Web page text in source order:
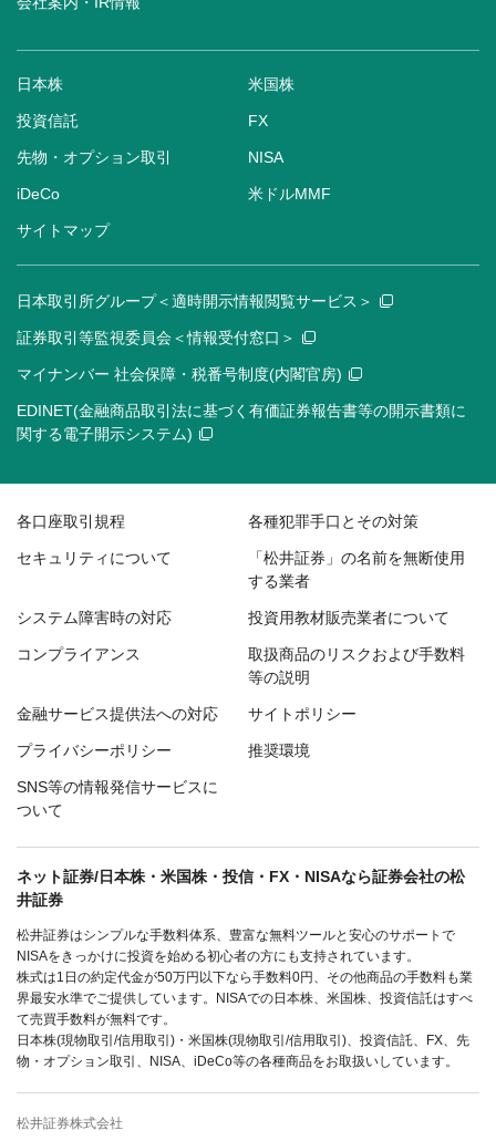
日本株 米国株
投資信託 FX
先物・オプション取引 NISA
iDeCo 米ドルMMF
サイトマップ
日本取引所グループ＜適時開示情報閲覧サービス＞
証券取引等監視委員会＜情報受付窓口＞
マイナンバー 社会保障・税番号制度(内閣官房)
EDINET(金融商品取引法に基づく有価証券報告書等の開示書類に
関する電子開示システム)
各口座取引規程 各種犯罪手口とその対策
セキュリティについて
「松井証券」の名前を無断使用
する業者
システム障害時の対応 投資用教材販売業者について
コンプライアンス
取扱商品のリスクおよび手数料
等の説明
金融サービス提供法への対応 サイトポリシー
プライバシーポリシー 推奨環境
SNS等の情報発信サービスに
ついて
ネット証券/日本株・米国株・投信・FX・NISAなら証券会社の松
井証券
松井証券はシンプルな手数料体系、豊富な無料ツールと安心のサポートで
NISAをきっかけに投資を始める初心者の方にも支持されています。
株式は1日の約定代金が50万円以下なら手数料0円、その他商品の手数料も業
界最安水準でご提供しています。NISAでの日本株、米国株、投資信託はすべ
て売買手数料が無料です。
日本株(現物取引/信用取引)・米国株(現物取引/信用取引)、投資信託、FX、先
物・オプション取引、NISA、iDeCo等の各種商品をお取扱いしています。
松井証券株式会社